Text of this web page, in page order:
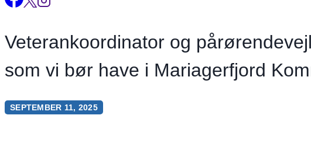
Veterankoordinator og
som vi bør have i Mariagerfjord
SEPTEMBER 11, 2025